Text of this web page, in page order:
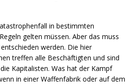
in bestimmten
gelten müssen. Aber das muss
werden. Die hier
treffen alle Beschäftigten und sind
Kapitalisten. Was hat der Kampf
in einer Waffenfabrik oder auf dem